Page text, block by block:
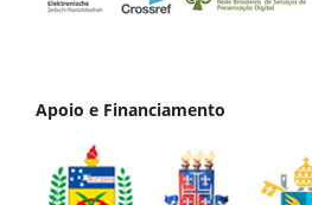
Apoio e Financiamento